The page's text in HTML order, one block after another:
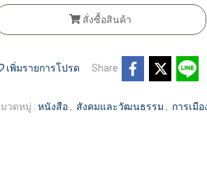
สั่งซื้อสินค้า
เพิ่มรายการโปรด Share
วดหมู่ : หนังสือ , สังคมและวัฒนธรรม , การเมือ